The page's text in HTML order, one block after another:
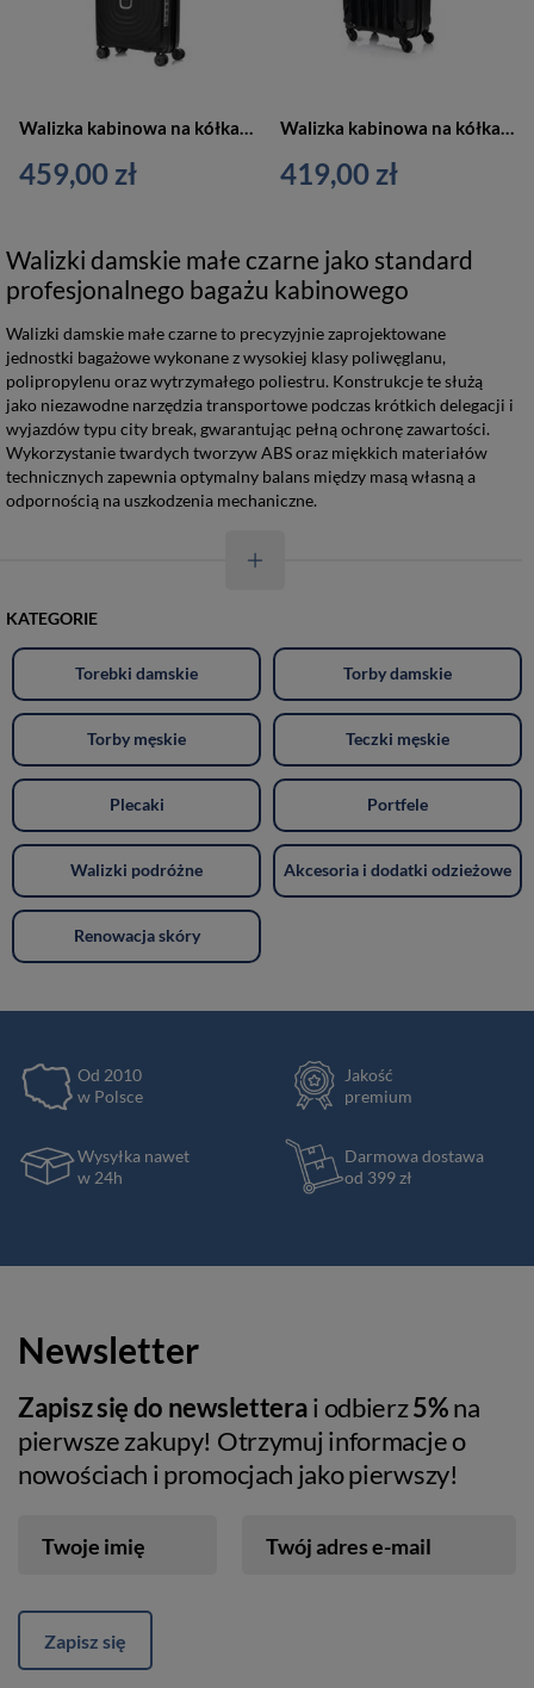
Walizka kabinowa na kółkach mała czarna SwissBags Echo 55cm
459,00 zł
Walizka kabinowa na kółkach mała czarna SwissBags Tourist 55cm
419,00 zł
Walizki damskie małe czarne jako standard
profesjonalnego bagażu kabinowego
Walizki damskie małe czarne to precyzyjnie zaprojektowane
jednostki bagażowe wykonane z wysokiej klasy poliwęglanu,
polipropylenu oraz wytrzymałego poliestru. Konstrukcje te służą
jako niezawodne narzędzia transportowe podczas krótkich delegacji i
wyjazdów typu city break, gwarantując pełną ochronę zawartości.
Wykorzystanie twardych tworzyw ABS oraz miękkich materiałów
technicznych zapewnia optymalny balans między masą własną a
odpornością na uszkodzenia mechaniczne.
KATEGORIE
Torebki damskie Torby damskie
Torby męskie Teczki męskie
Plecaki Portfele
Walizki podróżne Akcesoria i dodatki odzieżowe
Renowacja skóry
Od 2010
w Polsce
Jakość
premium
Wysyłka nawet
w 24h
Darmowa dostawa
od 399 zł
Newsletter
Zapisz się do newsletterai odbierz5%na
pierwsze zakupy! Otrzymuj informacje o
nowościach i promocjach jako pierwszy!
Twoje imię Twój adres e-mail
Zapisz się